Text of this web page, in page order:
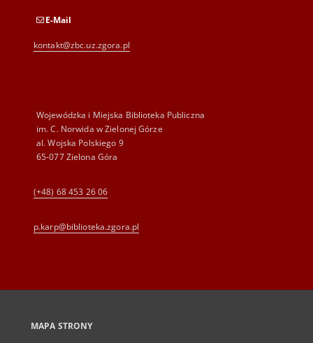
E-Mail
kontakt@zbc.uz.zgora.pl
Wojewódzka i Miejska Biblioteka Publiczna
im. C. Norwida w Zielonej Górze
al. Wojska Polskiego 9
65-077 Zielona Góra
(+48) 68 453 26 06
p.karp@biblioteka.zgora.pl
MAPA STRONY